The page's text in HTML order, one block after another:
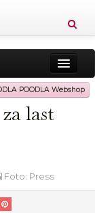
Vitkost
Recepti
POODLA Webshop
last
Foto: Press